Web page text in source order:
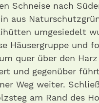
Schneise nach
aus
umgesiedelt
Häusergruppe und
quer über den
und gegenüber
Weg weiter.
am Rand des